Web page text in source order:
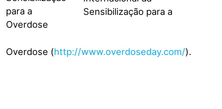
Sensibilização para a
Overdose (http://www.overdoseday.com/).